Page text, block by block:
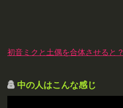
初音ミクと土偶を合体させると？
中の人はこんな感じ